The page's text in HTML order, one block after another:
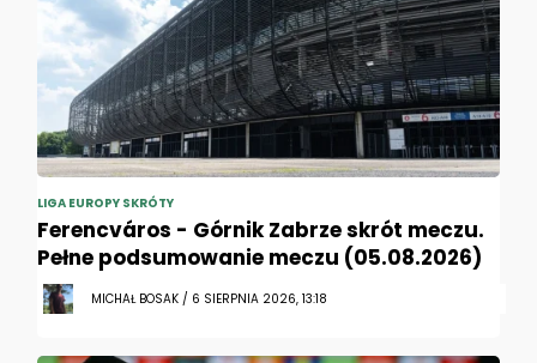
LIGA EUROPY SKRÓTY
Ferencváros - Górnik Zabrze skrót meczu.
Pełne podsumowanie meczu (05.08.2026)
MICHAŁ BOSAK / 6 SIERPNIA 2026, 13:18